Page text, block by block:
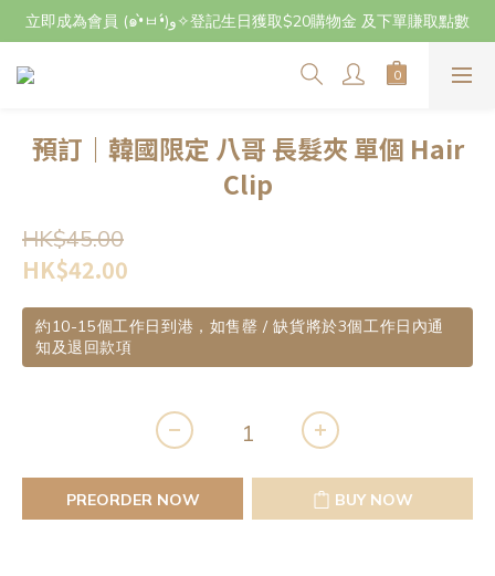
立即成為會員 (๑•̀ㅂ•́)و✧登記生日獲取$20購物金 及下單賺取點數
立即成為會員 (๑•̀ㅂ•́)و✧登記生日獲取$20購物金 及下單賺取點數
7月29日至8月3日期間因店主不在港將暫停交收及寄件，感謝~
預訂｜韓國限定 八哥 長髮夾 單個 Hair
Clip
HK$45.00
HK$42.00
約10-15個工作日到港，如售罄 / 缺貨將於3個工作日內通
知及退回款項
PREORDER NOW BUY NOW